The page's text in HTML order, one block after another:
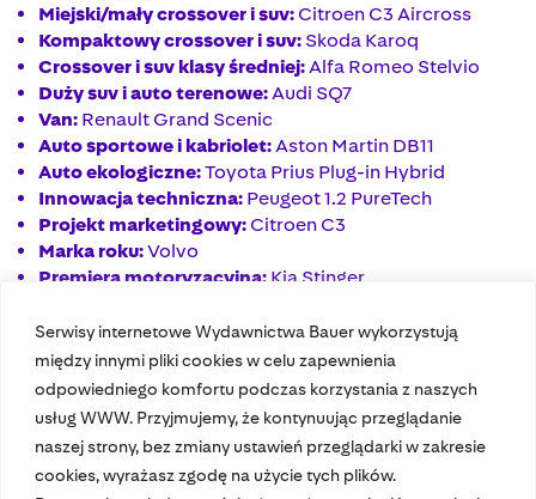
Serwisy internetowe Wydawnictwa Bauer wykorzystują
między innymi pliki cookies w celu zapewnienia
odpowiedniego komfortu podczas korzystania z naszych
usług WWW. Przyjmujemy, że kontynuując przeglądanie
naszej strony, bez zmiany ustawień przeglądarki w zakresie
cookies, wyrażasz zgodę na użycie tych plików.
Miejski/mały crossover i suv: Citroen C3 Aircross
Kompaktowy crossover i suv: Skoda Karoq
Crossover i suv klasy średniej:Alfa Romeo Stelvio
Duży suv i auto terenowe:Audi SQ7
Van: Renault Grand Scenic
Auto sportowe i kabriolet:Aston Martin DB11
Auto ekologiczne:Toyota Prius Plug-in Hybrid
Innowacja techniczna: Peugeot 1.2 PureTech
Projekt marketingowy: Citroen C3
Marka roku:Volvo
Premiera motoryzacyjna: Kia Stinger